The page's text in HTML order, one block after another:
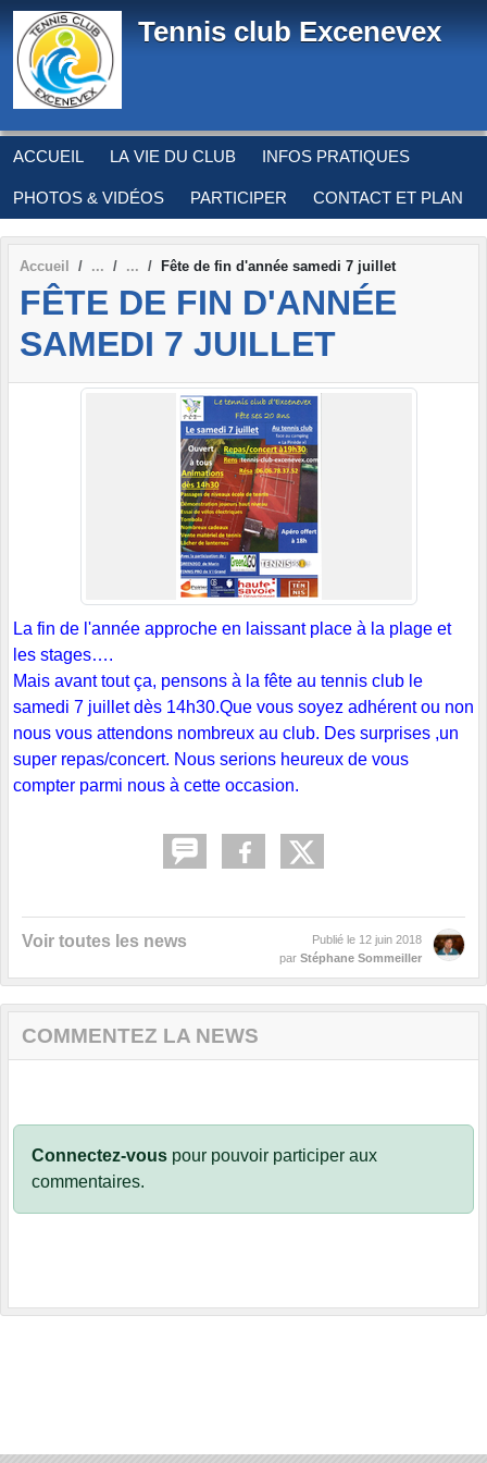
Tennis club Excenevex
ACCUEIL LA VIE DU CLUB INFOS PRATIQUES
PHOTOS & VIDÉOS PARTICIPER CONTACT ET PLAN
Accueil Fête de fin d'année samedi 7 juillet
FÊTE DE FIN D'ANNÉE
SAMEDI 7 JUILLET
La fin de l'année approche en laissant place à la plage et
les stages….
Mais avant tout ça, pensons à la fête au tennis club le
samedi 7 juillet dès 14h30.Que vous soyez adhérent ou non
nous vous attendons nombreux au club. Des surprises ,un
super repas/concert. Nous serions heureux de vous
compter parmi nous à cette occasion.
Voir toutes les news Publié le 12 juin 2018
par Stéphane Sommeiller
COMMENTEZ LA NEWS
Connectez-vous pour pouvoir participer aux
commentaires.
Panneau de gestion des cookies